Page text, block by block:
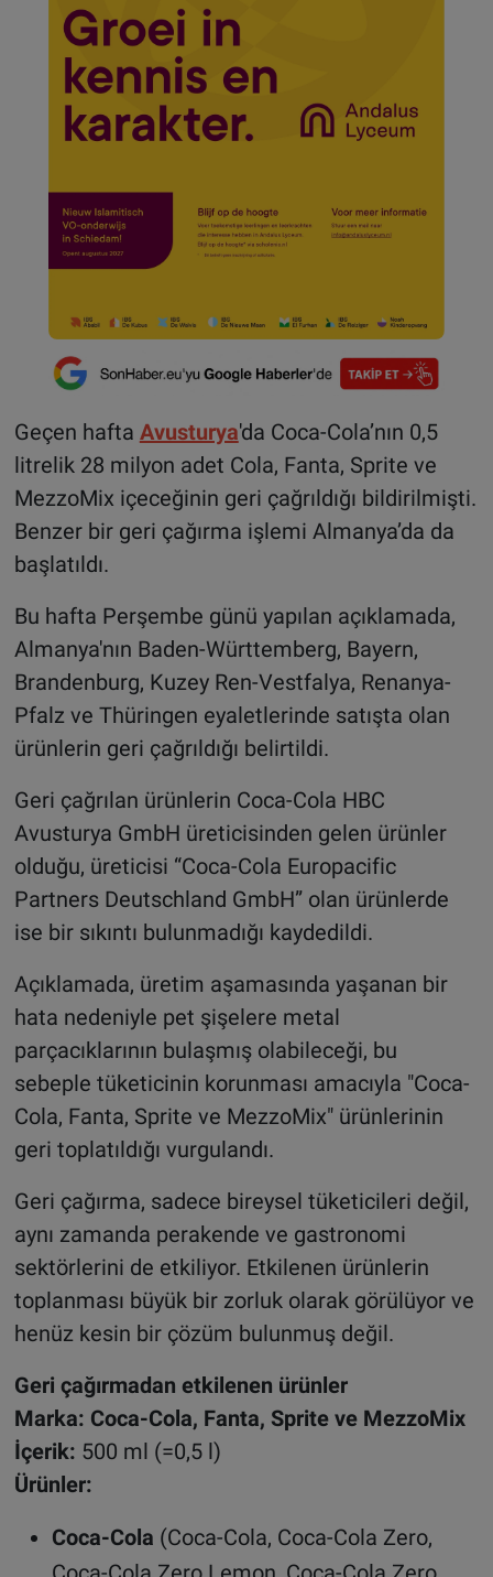
Geçen hafta Avusturya'da Coca-Cola’nın 0,5
litrelik 28 milyon adet Cola, Fanta, Sprite ve
MezzoMix içeceğinin geri çağrıldığı bildirilmişti.
Benzer bir geri çağırma işlemi Almanya’da da
başlatıldı.
Bu hafta Perşembe günü yapılan açıklamada,
Almanya'nın Baden-Württemberg, Bayern,
Brandenburg, Kuzey Ren-Vestfalya, Renanya-
Pfalz ve Thüringen eyaletlerinde satışta olan
ürünlerin geri çağrıldığı belirtildi.
Geri çağrılan ürünlerin Coca-Cola HBC
Avusturya GmbH üreticisinden gelen ürünler
olduğu, üreticisi “Coca-Cola Europacific
Partners Deutschland GmbH” olan ürünlerde
ise bir sıkıntı bulunmadığı kaydedildi.
Açıklamada, üretim aşamasında yaşanan bir
hata nedeniyle pet şişelere metal
parçacıklarının bulaşmış olabileceği, bu
sebeple tüketicinin korunması amacıyla "Coca-
Cola, Fanta, Sprite ve MezzoMix" ürünlerinin
geri toplatıldığı vurgulandı.
Geri çağırma, sadece bireysel tüketicileri değil,
aynı zamanda perakende ve gastronomi
sektörlerini de etkiliyor. Etkilenen ürünlerin
toplanması büyük bir zorluk olarak görülüyor ve
henüz kesin bir çözüm bulunmuş değil.
Geri çağırmadan etkilenen ürünler
Marka: Coca-Cola, Fanta, Sprite ve MezzoMix
İçerik: 500 ml (=0,5 l)
Ürünler:
Coca-Cola (Coca-Cola, Coca-Cola Zero,